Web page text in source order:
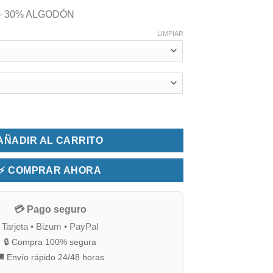
60,75 €
152,70 €
ALGODÓN
LIMPIAR
Beig Reversible cantidad
AL CARRITO
⚡ COMPRAR AHORA
💳 Pago seguro
Tarjeta • Bizum • PayPal
🔒 Compra 100% segura
Envío rápido 24/48 horas